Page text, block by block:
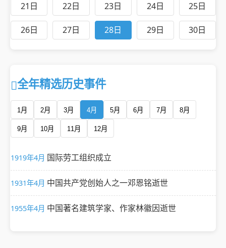
21日 22日 23日 24日 25日
26日 27日 28日 29日 30日
全年精选历史事件
1月 2月 3月 4月 5月 6月 7月 8月
9月 10月 11月 12月
1919年4月 国际劳工组织成立
1931年4月 中国共产党创始人之一邓恩铭逝世
1955年4月 中国著名建筑学家、作家林徽因逝世